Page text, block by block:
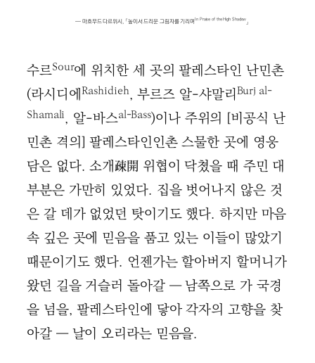
— 마흐무드 다르위시, 「높이서 드리운 그림자를 기리며In Praise of the High Shadow 」
수르Sour에 위치한 세 곳의 팔레스타인 난민촌
(라시디에Rashidieh, 부르즈 알-샤말리Burj al-
Shamali, 알-바스al-Bass)이나 주위의 [비공식 난
민촌 격의] 팔레스타인인촌 스물한 곳에 영웅
담은 없다. 소개疎開 위협이 닥쳤을 때 주민 대
부분은 가만히 있었다. 집을 벗어나지 않은 것
은 갈 데가 없었던 탓이기도 했다. 하지만 마음
속 깊은 곳에 믿음을 품고 있는 이들이 많았기
때문이기도 했다. 언젠가는 할아버지 할머니가
왔던 길을 거슬러 돌아갈 ― 남쪽으로 가 국경
을 넘을, 팔레스타인에 닿아 각자의 고향을 찾
아갈 ― 날이 오리라는 믿음을.